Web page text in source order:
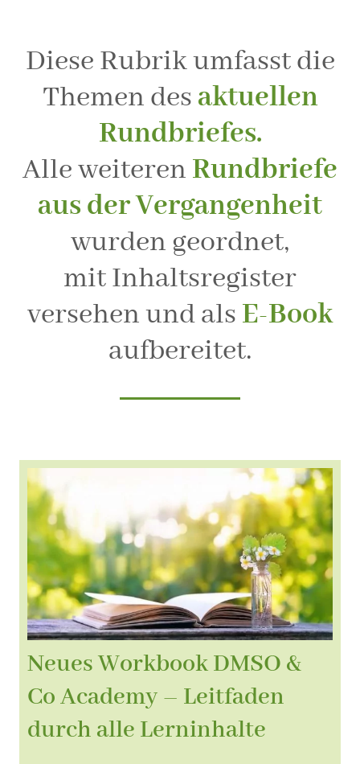
Diese Rubrik umfasst die
Themen des aktuellen
Rundbriefes.
Alle weiteren Rundbriefe
aus der Vergangenheit
wurden geordnet,
mit Inhaltsregister
versehen und als E-Book
aufbereitet.
Neues Workbook DMSO &
Co Academy – Leitfaden
durch alle Lerninhalte